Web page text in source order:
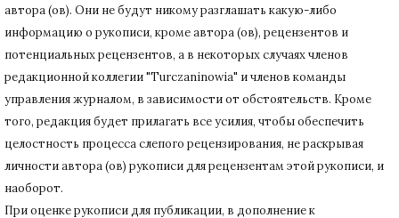
автора (ов). Они не будут никому разглашать какую-либо
информацию о рукописи, кроме автора (ов), рецензентов и
потенциальных рецензентов, а в некоторых случаях членов
редакционной коллегии "Turczaninowia" и членов команды
управления журналом, в зависимости от обстоятельств. Кроме
того, редакция будет прилагать все усилия, чтобы обеспечить
целостность процесса слепого рецензирования, не раскрывая
личности автора (ов) рукописи для рецензентам этой рукописи, и
наоборот.
При оценке рукописи для публикации, в дополнение к